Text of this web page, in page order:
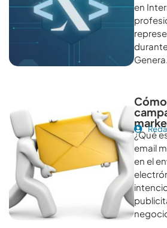
en
¿Qué
email
en el